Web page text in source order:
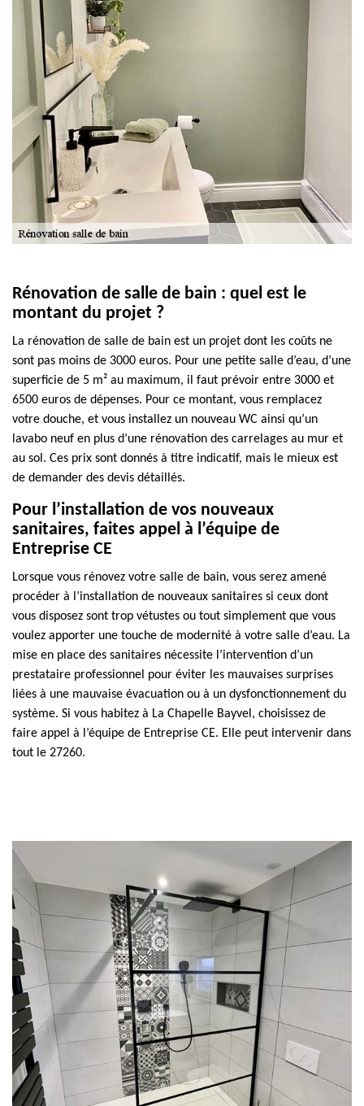
Rénovation de salle de bain : quel est le
montant du projet ?
La rénovation de salle de bain est un projet dont les coûts ne
sont pas moins de 3000 euros. Pour une petite salle d’eau, d’une
superficie de 5 m² au maximum, il faut prévoir entre 3000 et
6500 euros de dépenses. Pour ce montant, vous remplacez
votre douche, et vous installez un nouveau WC ainsi qu’un
lavabo neuf en plus d’une rénovation des carrelages au mur et
au sol. Ces prix sont donnés à titre indicatif, mais le mieux est
de demander des devis détaillés.
Pour l’installation de vos nouveaux
sanitaires, faites appel à l’équipe de
Entreprise CE
Lorsque vous rénovez votre salle de bain, vous serez amené
procéder à l’installation de nouveaux sanitaires si ceux dont
vous disposez sont trop vétustes ou tout simplement que vous
voulez apporter une touche de modernité à votre salle d’eau. La
mise en place des sanitaires nécessite l’intervention d’un
prestataire professionnel pour éviter les mauvaises surprises
liées à une mauvaise évacuation ou à un dysfonctionnement du
système. Si vous habitez à La Chapelle Bayvel, choisissez de
faire appel à l’équipe de Entreprise CE. Elle peut intervenir dans
tout le 27260.